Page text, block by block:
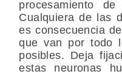
procesamiento de
Cualquiera de las
es consecuencia
que van por todo
posibles. Deja
estas neuronas